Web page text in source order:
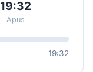
19:32
Apus
19:32